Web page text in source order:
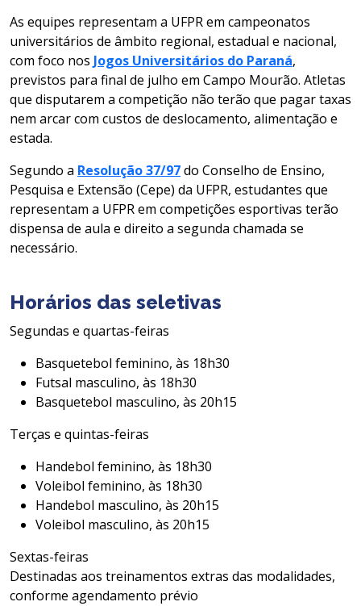
As equipes representam a UFPR em campeonatos
universitários de âmbito regional, estadual e nacional,
com foco nos Jogos Universitários do Paraná,
previstos para final de julho em Campo Mourão. Atletas
que disputarem a competição não terão que pagar taxas
nem arcar com custos de deslocamento, alimentação e
estada.
Segundo a Resolução 37/97do Conselho de Ensino,
Pesquisa e Extensão (Cepe) da UFPR, estudantes que
representam a UFPR em competições esportivas terão
dispensa de aula e direito a segunda chamada se
necessário.
Horários das seletivas
Segundas e quartas-feiras
Basquetebol feminino, às 18h30
Futsal masculino, às 18h30
Basquetebol masculino, às 20h15
Terças e quintas-feiras
Handebol feminino, às 18h30
Voleibol feminino, às 18h30
Handebol masculino, às 20h15
Voleibol masculino, às 20h15
Sextas-feiras
Destinadas aos treinamentos extras das modalidades,
conforme agendamento prévio